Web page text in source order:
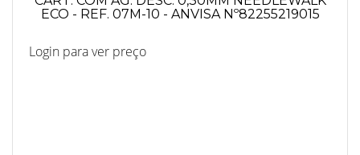
ECO - REF. 07M-10 - ANVISA Nº82255219015
Login para ver preço